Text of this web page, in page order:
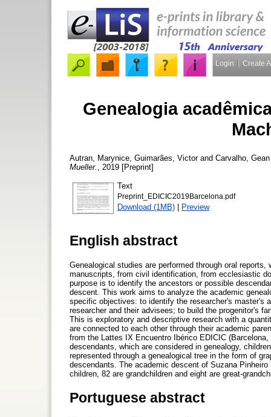
Login Create
Genealogia
Autran, Marynice Guimarães, Victorand Carvalho,
Mueller.
, 2019 [Preprint]
Text
Preprint_EDICIC2019Barcelona.pdf
Download (1MB) | Preview
English abstract
Genealogical studies are performed through oral
manuscripts, from civil identification, from ecclesiastic
purpose is to identify the ancestors or possible
descent. This work aims to analyze the academic
specific objectives: to identify the researcher's master's
researcher and their advisees; to build the progenitor's
This is exploratory and descriptive research with a
are connected to each other through their academic
from the Lattes IX Encuentro Ibérico EDICIC
descendants, which are considered in genealogy,
represented through a genealogical tree in the form of
descendants. The academic descent of Suzana
children, 82 are grandchildren and eight are great-
Portuguese abstract